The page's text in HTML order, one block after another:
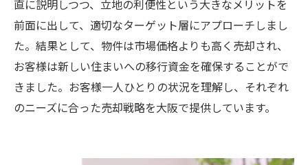
直に説明しつつ、立地の利便性という大きなメリットを
前面に出して、適切なターゲット層にアプローチしまし
た。結果として、物件は市場価格よりも高く売却され、
お客様は新しい住まいへの移行資金を確保することがで
きました。お客様一人ひとりの状況を理解し、それぞれ
のニーズに合った売却戦略を大阪で提供しています。